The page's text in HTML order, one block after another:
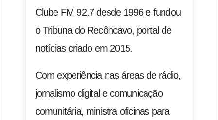
Clube FM 92.7 desde 1996 e fundou
o Tribuna do Recôncavo, portal de
notícias criado em 2015.
Com experiência nas áreas de rádio,
jornalismo digital e comunicação
comunitária, ministra oficinas para